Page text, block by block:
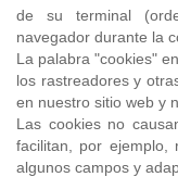
de su terminal
navegador durante la
La palabra "cookies"
los rastreadores y
en nuestro sitio web y
Las cookies no
facilitan, por ejemplo,
algunos campos y